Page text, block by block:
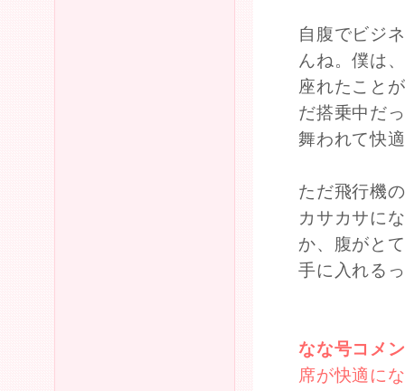
自腹でビジ
んね。僕は
座れたこと
だ搭乗中だ
舞われて快
ただ飛行機
カサカサに
か、腹がと
手に入れる
なな号コ
席が快適に